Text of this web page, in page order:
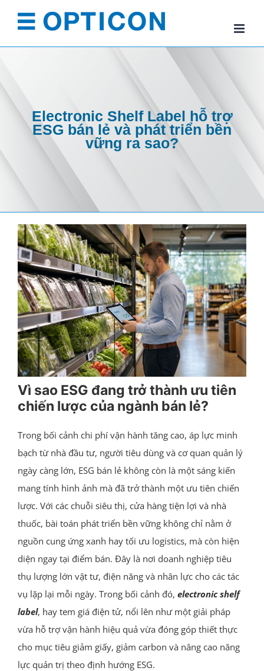
content
Electronic Shelf Label hỗ trợ
ESG bán lẻ và phát triển bền
vững ra sao?
Vì sao ESG đang trở thành ưu tiên
chiến lược của ngành bán lẻ?
Trong bối cảnh chi phí vận hành tăng cao, áp lực minh
bạch từ nhà đầu tư, người tiêu dùng và cơ quan quản lý
ngày càng lớn, ESG bán lẻ không còn là một sáng kiến
mang tính hình ảnh mà đã trở thành một ưu tiên chiến
lược. Với các chuỗi siêu thị, cửa hàng tiện lợi và nhà
thuốc, bài toán phát triển bền vững không chỉ nằm ở
nguồn cung ứng xanh hay tối ưu logistics, mà còn hiện
diện ngay tại điểm bán. Đây là nơi doanh nghiệp tiêu
thụ lượng lớn vật tư, điện năng và nhân lực cho các tác
vụ lặp lại mỗi ngày. Trong bối cảnh đó, electronic shelf
label, hay tem giá điện tử, nổi lên như một giải pháp
vừa hỗ trợ vận hành hiệu quả vừa đóng góp thiết thực
cho mục tiêu giảm giấy, giảm carbon và nâng cao năng
lực quản trị theo định hướng ESG.